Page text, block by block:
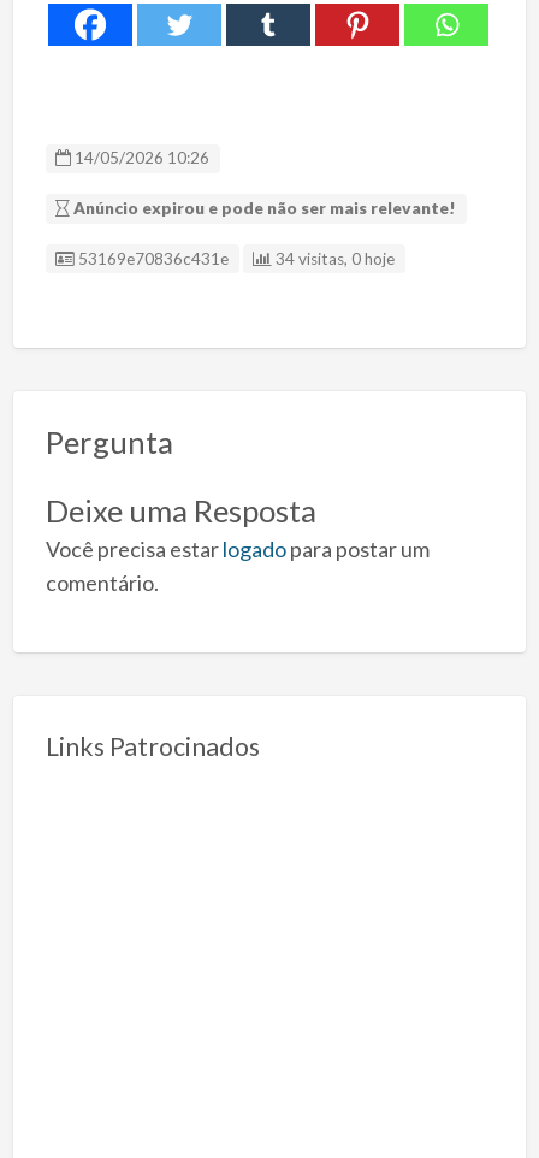
14/05/2026 10:26
Anúncio expirou e pode não ser mais relevante!
ID Anúncio
53169e70836c431e 34 visitas, 0 hoje
Pergunta
Deixe uma Resposta
Você precisa estarlogadopara postar um
comentário.
Links Patrocinados